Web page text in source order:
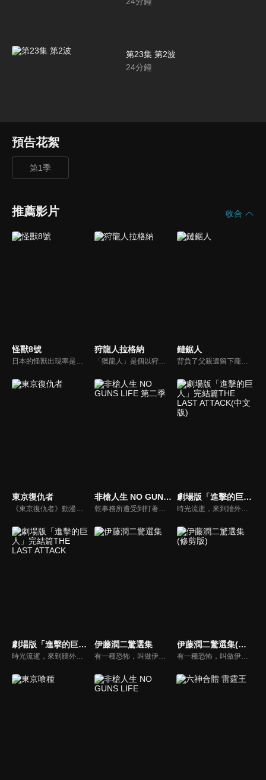
第23集 第2波
24分鐘
預告花絮
第1季
推薦影片 收合
怪獸8號
日本的怪獸出現率是世界上屈指可數的，在這個國家，怪獸會無情地侵略日常生活。日比野卡夫卡曾經以成為防衛隊員為目標，但是現在只從事專門清理怪獸的工作。某天，卡夫卡因為某神秘生物的緣故，身體變成了怪獸，負責討伐怪獸的日本防衛隊稱之為「怪獸８號」。
狩龍人拉格納
「獵龍人」是個以狩獵龍族換取報酬的職業。技術拙劣的獵龍人少年・拉格納與討伐龍族數無人能及的天才少女・蕾歐妮卡搭檔，每天致力於狩獵。拉格納只有一個心願──「就算無法變強也無所謂，希望能永遠待在蕾歐身邊。」然而他的想法，卻因為擁有前所未見之強大力量的「上位龍」的襲擊而化為泡影。
鏈鋸人
背負了父親遺留下龐大債務、因此過著極端負窮生活的少年淀治，他因為救了惡魔波奇塔，並與牠一起以惡魔獵人的身分斬殺低階惡魔來換取酬勞。有一天，流氓騙了淀治，讓他成為一堆惡魔的祭品，淀治在臨死之際，波奇塔犧牲自己，把心臟給了他，讓他復活並擁有了惡魔的力量，只要一拉位在心臟那邊的鏈子就能發動。之後淀治被公安人員看上，因此成為公安的惡魔獵人，就此展開奇妙的殺戮人生。
東京復仇者
《東京復仇者》動漫線上看。花垣武道是個生活潦倒的打工仔，有天，他得知國中時交往的唯一女友，遭惡黨組織「東京卍會」殺害。得知事件的隔天，人站在車站的武道被推落月台，睜眼後卻發現自己穿越到了12年前人生頂峰的國中時代...為了拯救女友，以及改變自己，武道決心來一場人生的絕地大反攻！
非槍人生 NO GUNS LIFE 第二季
乾事務所遭受到打著反擴張主義旗號的恐怖組織襲擊。在那些襲擊者之中，有梅雅莉一直在尋找的哥哥維克托的身影。隨著歲月的流逝，十三、梅雅莉及維克托三人間的因緣將會彼此交錯。而這一切很快地，也將為十三的秘密、貝魯聯的企圖與鐵朗的命運帶來巨大的影響…。
劇場版「進擊的巨人」完結篇THE LAST ATTACK(中文版)
時光流逝，來到牆外世界的艾連選擇與調查軍團的伙伴們分道揚鑣，執行一個驚世駭俗的恐怖計畫。率領無數巨人將這個世界上所有能稱之為生命的生命盡數蹂躪的「地鳴」。以米卡莎和阿爾敏為首的倖存者們，為了阻止意圖毀滅世界的艾倫，挺身挑戰最後的戰役。
劇場版「進擊的巨人」完結篇THE LAST ATTACK
時光流逝，來到牆外世界的艾連選擇與調查軍團的伙伴們分道揚鑣，執行一個驚世駭俗的恐怖計畫。率領無數巨人將這個世界上所有能稱之為生命的生命盡數蹂躪的「地鳴」。以米卡莎和阿爾敏為首的倖存者們，為了阻止意圖毀滅世界的艾倫，挺身挑戰最後的戰役。
伊藤潤二驚選集
有一種恐怖，叫做伊藤潤二。改編於《伊藤潤二傑作集》及《魔之碎片》，從這次所公開的主視覺圖中可以看到有「時裝模特兒」的淵、「押切怪談」的押切徹、「富江」系列的富江、「雙一」系列的雙一、「至死不渝的愛」的十字路口的美少年、「蛞蝓少女」的夕子等，全都是足以代表伊藤作品的角色們。
伊藤潤二驚選集(修剪版)
有一種恐怖，叫做伊藤潤二。改編於《伊藤潤二傑作集》及《魔之碎片》，從這次所公開的主視覺圖中可以看到有「時裝模特兒」的淵、「押切怪談」的押切徹、「富江」系列的富江、「雙一」系列的雙一、「至死不渝的愛」的十字路口的美少年、「蛞蝓少女」的夕子等，全都是足以代表伊藤作品的角色們。